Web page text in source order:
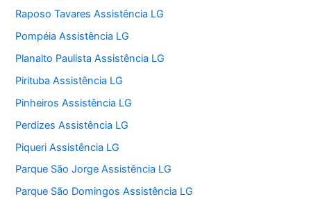
Raposo Tavares Assistência LG
Pompéia Assistência LG
Planalto Paulista Assistência LG
Pirituba Assistência LG
Pinheiros Assistência LG
Perdizes Assistência LG
Piqueri Assistência LG
Parque São Jorge Assistência LG
Parque São Domingos Assistência LG